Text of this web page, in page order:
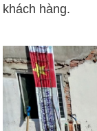
khách hàng.